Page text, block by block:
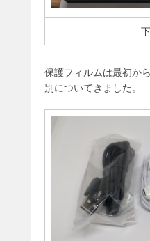
保護フィルムは最初か
別についてきました。